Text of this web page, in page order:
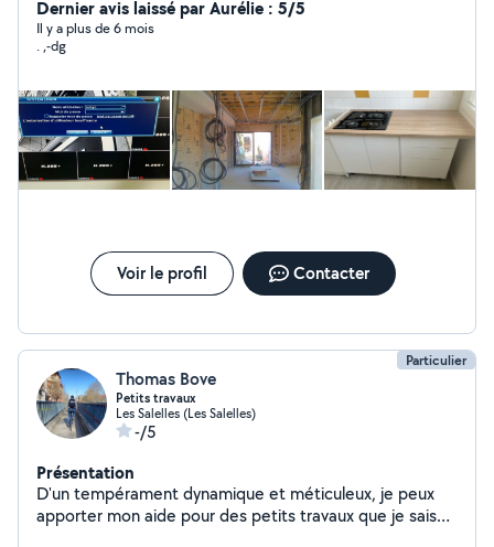
vidéosurveillance -montage de toutes types de cuisines
Dernier avis laissé par Aurélie : 5/5
Il y a plus de 6 mois
. ,-dg
Voir le profil Contacter
Particulier
Thomas Bove
Petits travaux
Les Salelles (Les Salelles)
-/5
Présentation
D'un tempérament dynamique et méticuleux, je peux
apporter mon aide pour des petits travaux que je sais